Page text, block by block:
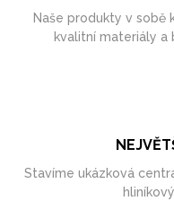
Naše produkty v sobě
kvalitní materiály a
Stavíme ukázková